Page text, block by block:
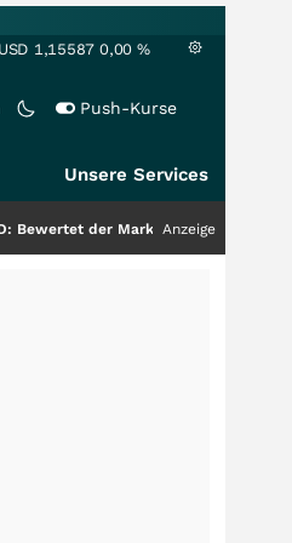
1,15587 0,00 %
Push-Kurse
Unsere Services
der Markt noch immer nur die Hälfte
Anzeige